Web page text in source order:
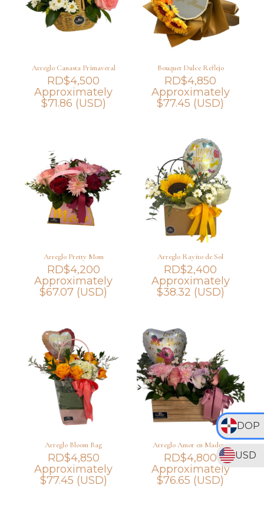
DOP
USD
Arreglo Canasta Primaveral
RD$4,500
Approximately
$71.86 (USD)
Bouquet Dulce Reflejo
RD$4,850
Approximately
$77.45 (USD)
Arreglo Pretty Mom
RD$4,200
Approximately
$67.07 (USD)
Arreglo Rayito de Sol
RD$2,400
Approximately
$38.32 (USD)
Arreglo Bloom Bag
RD$4,850
Approximately
$77.45 (USD)
Arreglo Amor en Madera
RD$4,800
Approximately
$76.65 (USD)